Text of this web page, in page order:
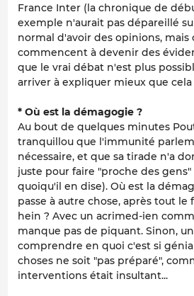
France Inter (la chronique de
exemple n'aurait pas dépareillé
normal d'avoir des opinions, mais
commencent à devenir des
que le vrai débat n'est plus
arriver à expliquer mieux que
* Où est la démagogie ?
Au bout de quelques minutes
tranquillou que l'immunité
nécessaire, et que sa tirade n'a
juste pour faire "proche des gens"
quoiqu'il en dise). Où est la
passe à autre chose, après tout le
hein ? Avec un acrimed-ien
manque pas de piquant. Sinon,
comprendre en quoi c'est si
choses ne soit "pas préparé",
interventions était insultant...